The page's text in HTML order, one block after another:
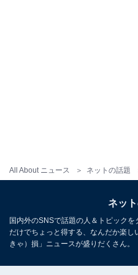
All About ニュース ネットの話題
ネッ
国内外のSNSで話題の人＆トピック
だけでちょっと得する、なんだか楽
きゃ）損」ニュースが盛りだくさん。